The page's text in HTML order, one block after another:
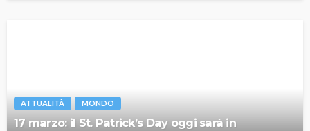
ATTUALITÀ MONDO
17 marzo: il St. Patrick’s Day oggi sarà in